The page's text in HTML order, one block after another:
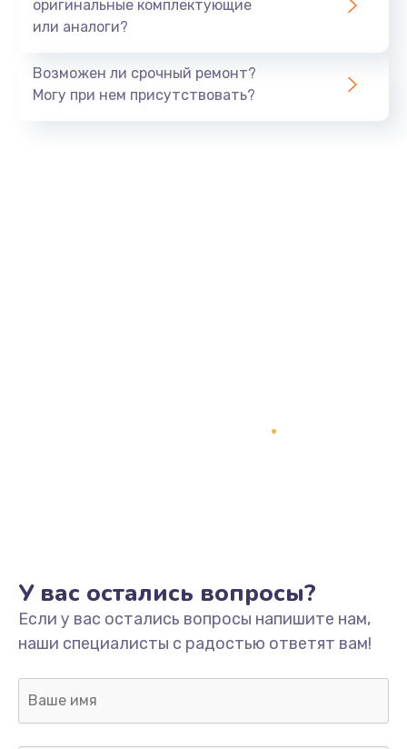
оригинальные комплектующие
или аналоги?
Возможен ли срочный ремонт?
Могу при нем присутствовать?
У вас остались вопросы?
Если у вас остались вопросы напишите нам,
наши специалисты с радостью ответят вам!